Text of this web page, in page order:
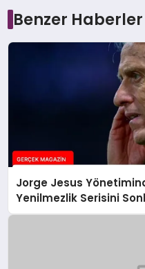
Benzer Haberler
Jorge Jesus
Yenilmezlik Serisini